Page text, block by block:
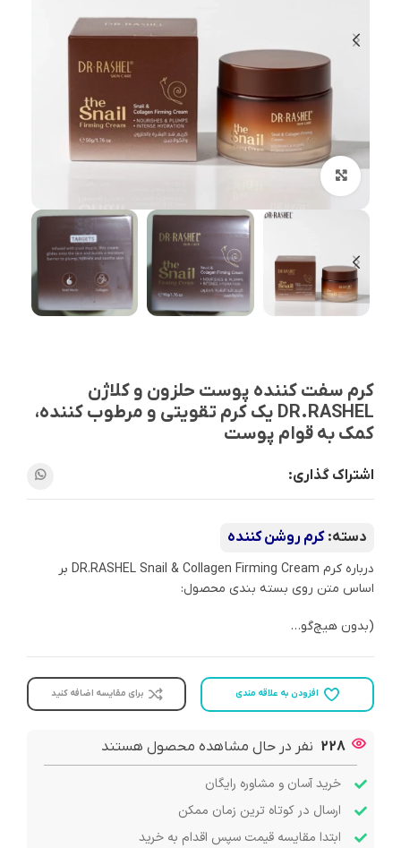
بزرگنمایی تصویر
کرم سفت کننده پوست حلزون و کلاژن
DR.RASHEL یک کرم تقویتی و مرطوب کننده،
کمک به قوام پوست
اشتراک گذاری:
دسته: کرم روشن کننده
درباره کرم DR.RASHEL Snail & Collagen Firming Cream بر
اساس متن روی بسته‌ بندی محصول:
(بدون هیچ‌گو…
افزودن به علاقه مندی برای مقایسه اضافه کنید
228 نفر در حال مشاهده محصول هستند
خرید آسان و مشاوره رایگان
ارسال در کوتاه ترین زمان ممکن
ابتدا مقایسه قیمت سپس اقدام به خرید